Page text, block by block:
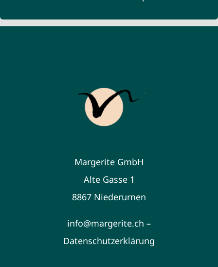
Margerite GmbH
Alte Gasse 1
8867 Niederurnen
info@margerite.ch –
Datenschutzerklärung